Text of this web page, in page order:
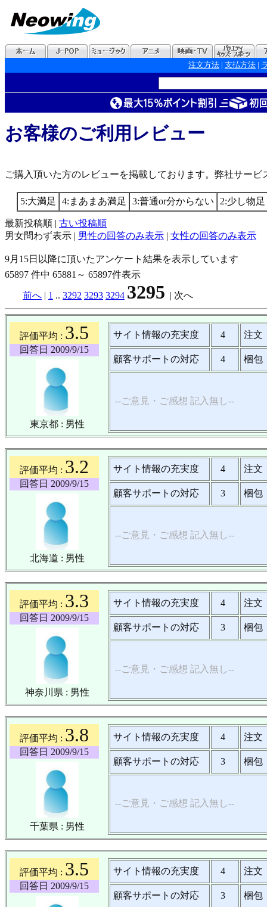
注文方法 | 支払方法 |
お客様のご利用レビュー
ご購入頂いた方のレビューを掲載しております。弊社サー
5:大満足 4:まあまあ満足 3:普通or分からない 2:少し物
最新投稿順 | 古い投稿順
男女問わず表示 | 男性の回答のみ表示 | 女性の回答のみ表示
9月15日以降に頂いたアンケート結果を表示しています
65897 件中 65881～ 65897件表示
前へ | 1 .. 3292 3293 3294 3295 | 次へ
評価平均 : 3.5
回答日 2009/9/15
東京都 : 男性
サイト情報の充実度 4 注文
顧客サポートの対応 4 梱包
--ご意見・ご感想 記入無し--
評価平均 : 3.2
回答日 2009/9/15
北海道 : 男性
サイト情報の充実度 4 注文
顧客サポートの対応 3 梱包
--ご意見・ご感想 記入無し--
評価平均 : 3.3
回答日 2009/9/15
神奈川県 : 男性
サイト情報の充実度 4 注文
顧客サポートの対応 3 梱包
--ご意見・ご感想 記入無し--
評価平均 : 3.8
回答日 2009/9/15
千葉県 : 男性
サイト情報の充実度 4 注文
顧客サポートの対応 3 梱包
--ご意見・ご感想 記入無し--
評価平均 : 3.5
回答日 2009/9/15
サイト情報の充実度 4 注文
顧客サポートの対応 3 梱包